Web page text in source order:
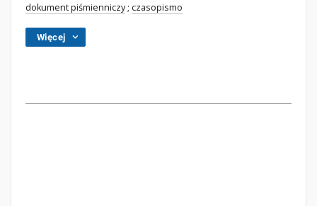
dokument piśmienniczy; czasopismo
Więcej